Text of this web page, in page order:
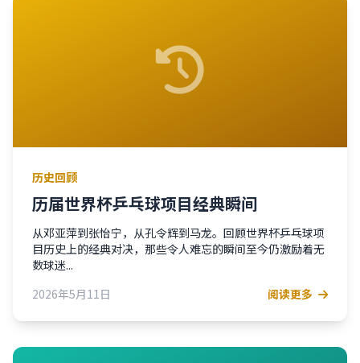
历史回顾
历届世界杯乒乓球项目经典瞬间
从邓亚萍到张怡宁，从孔令辉到马龙。回顾世界杯乒乓球项
目历史上的经典对决，那些令人难忘的瞬间至今仍激励着无
数球迷...
2026年5月11日
阅读更多